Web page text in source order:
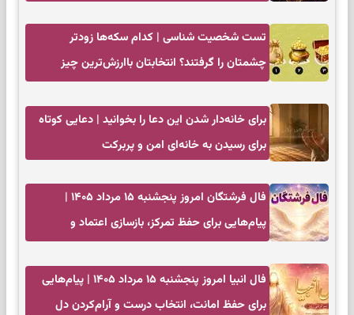
تست شخصیت شناسی | کدام سکه‌ها زودتر
چشمتان را گرفتند؟ انتخابتان باارزش‌ترین چیز
برای خانه‌دار شدن این دعا را بخوانید | دعایی کوتاه
برای رسیدن به خانه‌ای امن و پربرکت
فال فرشتگان امروز پنجشنبه ۱۵ مرداد ۱۴۰۵ |
پیام‌هایی برای حفظ تمرکز، بازسازی اعتماد و
فال انبیا امروز پنجشنبه ۱۵ مرداد ۱۴۰۵ | پیام‌هایی
برای حفظ امانت، انتخاب درست و آرام‌کردن دل